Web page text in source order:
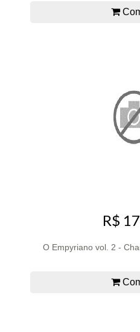
R$
O Empyriano vol. 2 -